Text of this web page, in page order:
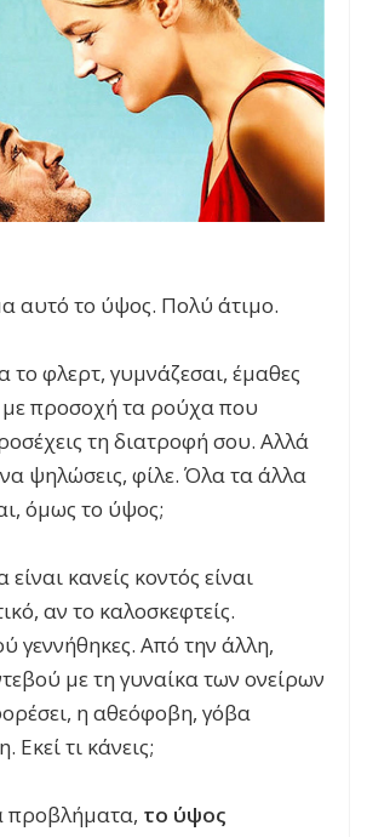
αυτό το ύψος. Πολύ άτιμο.
το φλερτ, γυμνάζεσαι, έμαθες
με προσοχή τα ρούχα που
τη διατροφή σου. Αλλά
ψηλώσεις, φίλε. Όλα τα άλλα
όμως το ύψος;
κανείς κοντός είναι
αν το καλοσκεφτείς.
γεννήθηκες. Από την άλλη,
με τη γυναίκα των ονείρων
η αθεόφοβη, γόβα
Εκεί τι κάνεις;
προβλήματα, το ύψος